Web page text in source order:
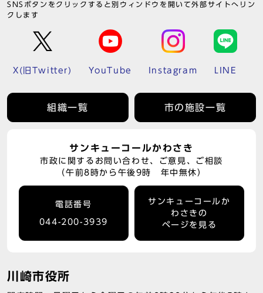
SNSボタンをクリックすると別ウィンドウを開いて外部サイトへリン
クします
X(旧Twitter) YouTube Instagram LINE
組織一覧 市の施設一覧
サンキューコールかわさき
市政に関するお問い合わせ、ご意見、ご相談
（午前8時から午後9時 年中無休）
電話番号
044-200-3939
サンキューコールか
わさきの
ページを見る
川崎市役所